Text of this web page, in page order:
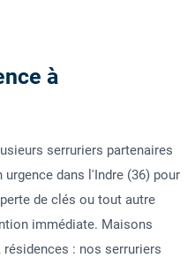
à
serruriers partenaires
dans l'Indre (36) pour
de clés ou tout autre
immédiate. Maisons
: nos serruriers